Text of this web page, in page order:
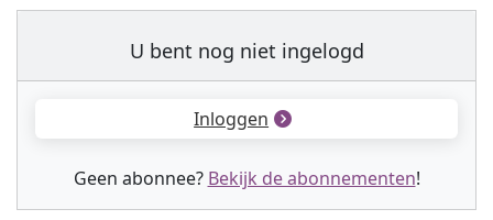
U bent nog niet ingelogd
Inloggen
Geen abonnee? Bekijk de abonnementen!